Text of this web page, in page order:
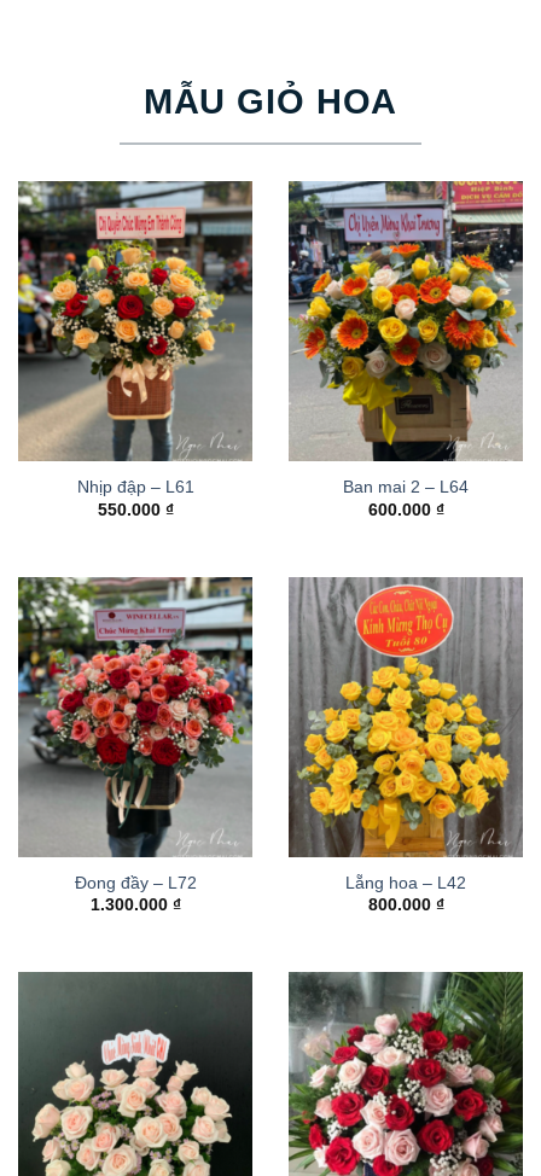
MẪU GIỎ HOA
Nhịp đập – L61
550.000 ₫
Ban mai 2 – L64
600.000 ₫
Đong đầy – L72
1.300.000 ₫
Lẵng hoa – L42
800.000 ₫